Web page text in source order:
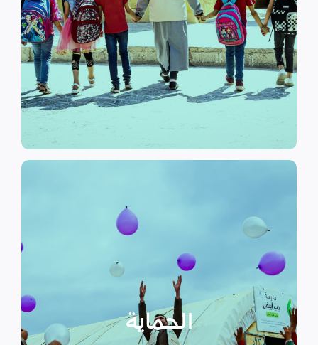
التعليم
نهدف إلى توفير مناهج التعليم غير
الرسمي وبرامج التوعية التي
تستهدف الناشئين والأطفال مما
الحماية
الحماية
الأسر المهمشة والتي ترأسها إناث
عبر تعزيز المساعدة الإنسانية التي
تراعي الأمور الخاصة بالنوع
الاجتماعي “الجنساني” مع التركيز